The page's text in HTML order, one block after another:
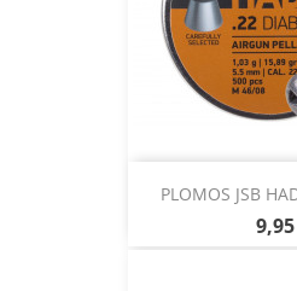
PLOMOS JSB